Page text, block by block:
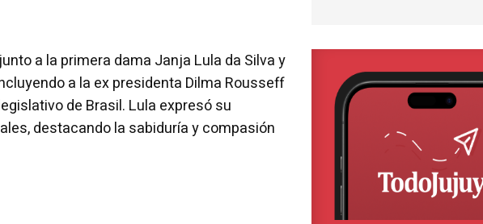
a la primera dama Janja Lula da Silva y
a la ex presidenta Dilma Rousseff
de Brasil. Lula expresó su
destacando la sabiduría y compasión